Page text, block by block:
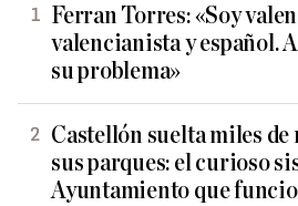
Ferran Torres: «Soy
valencianista y español.
su problema»
Castellón suelta miles
sus parques: el curioso
Ayuntamiento que